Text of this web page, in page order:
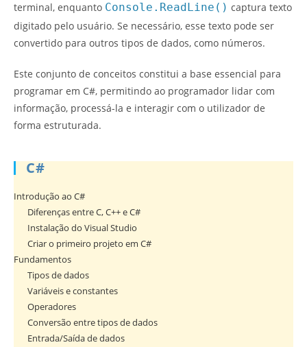
terminal, enquanto Console.ReadLine() captura texto
digitado pelo usuário. Se necessário, esse texto pode ser
convertido para outros tipos de dados, como números.
Este conjunto de conceitos constitui a base essencial para
programar em C#, permitindo ao programador lidar com
informação, processá-la e interagir com o utilizador de
forma estruturada.
C#
Introdução ao C#
Diferenças entre C, C++ e C#
Instalação do Visual Studio
Criar o primeiro projeto em C#
Fundamentos
Tipos de dados
Variáveis e constantes
Operadores
Conversão entre tipos de dados
Entrada/Saída de dados